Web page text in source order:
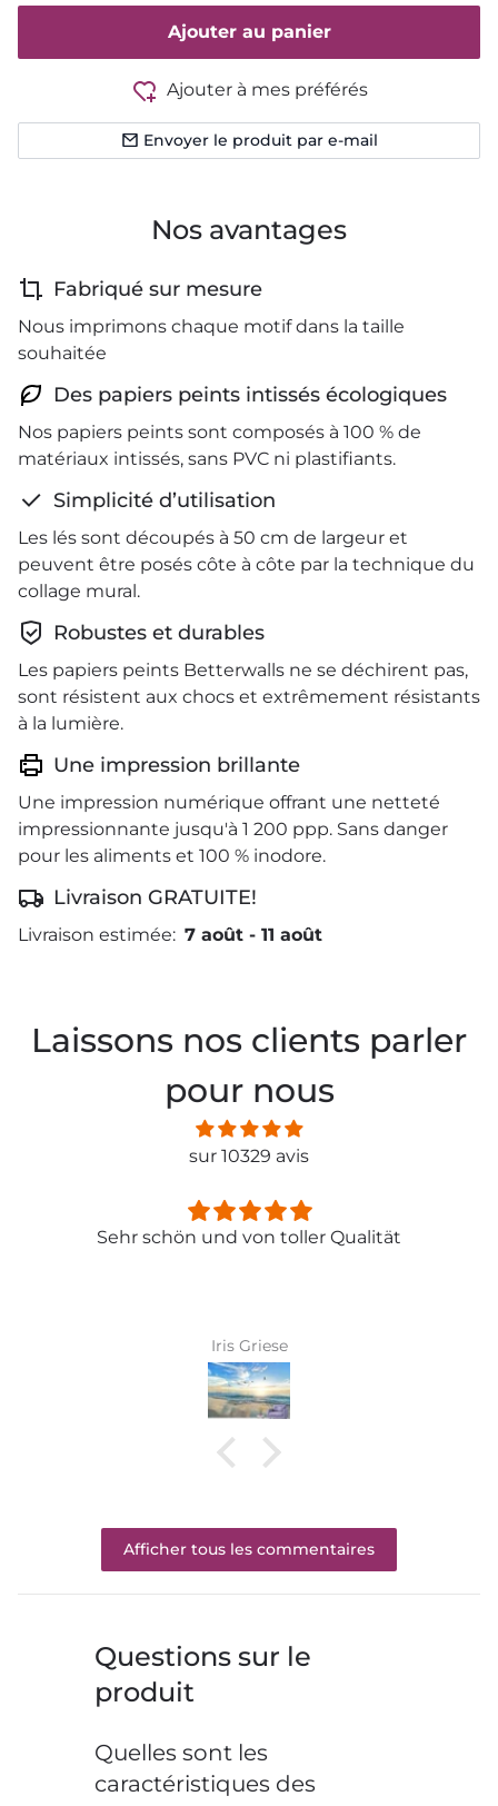
Ajouter au panier
Ajouter à mes préférés
Envoyer le produit par e-mail
Nos avantages
Fabriqué sur mesure
Nous imprimons chaque motif dans la taille
souhaitée
Des papiers peints intissés écologiques
Nos papiers peints sont composés à 100 % de
matériaux intissés, sans PVC ni plastifiants.
Simplicité d’utilisation
Les lés sont découpés à 50 cm de largeur et
peuvent être posés côte à côte par la technique du
collage mural.
Robustes et durables
Les papiers peints Betterwalls ne se déchirent pas,
sont résistent aux chocs et extrêmement résistants
à la lumière.
Une impression brillante
Une impression numérique offrant une netteté
impressionnante jusqu'à 1 200 ppp. Sans danger
pour les aliments et 100 % inodore.
Livraison GRATUITE!
Livraison estimée: 7 août - 11 août
Laissons nos clients parler
pour nous
sur 10329 avis
Sehr schön und von toller Qualität
Iris Griese
Afficher tous les commentaires
Questions sur le
produit
Quelles sont les
caractéristiques des